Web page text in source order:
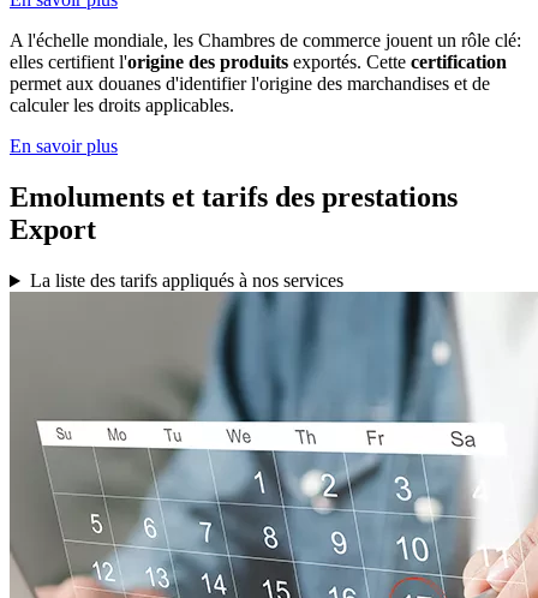
A l'échelle mondiale, les Chambres de commerce jouent un rôle clé:
elles certifient l'origine des produits exportés. Cette certification
permet aux douanes d'identifier l'origine des marchandises et de
calculer les droits applicables.
En savoir plus
Emoluments et tarifs des prestations
Export
La liste des tarifs appliqués à nos services